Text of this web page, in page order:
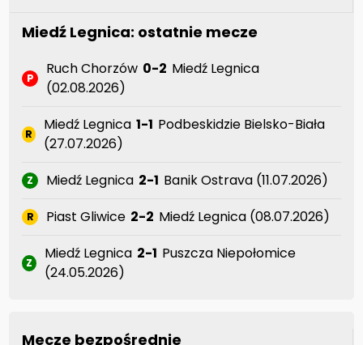
Miedź Legnica: ostatnie mecze
P
Ruch Chorzów 0-2 Miedź Legnica
(02.08.2026)
R
Miedź Legnica 1-1 Podbeskidzie Bielsko-Biała
(27.07.2026)
Z Miedź Legnica 2-1 Banik Ostrava (11.07.2026)
R Piast Gliwice 2-2 Miedź Legnica (08.07.2026)
Z
Miedź Legnica 2-1 Puszcza Niepołomice
(24.05.2026)
Mecze bezpośrednie